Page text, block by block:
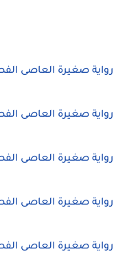
رواية صغيرة العاصى
رواية صغيرة العاصى
رواية صغيرة العاصى
رواية صغيرة العاصى
رواية صغيرة العاصى